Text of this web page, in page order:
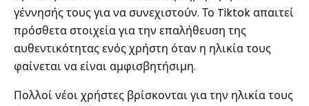
γέννησής τους για να συνεχιστούν. Το Tiktok απαιτεί
πρόσθετα στοιχεία για την επαλήθευση της
αυθεντικότητας ενός χρήστη όταν η ηλικία τους
φαίνεται να είναι αμφισβητήσιμη.
Πολλοί νέοι χρήστες βρίσκονται για την ηλικία τους